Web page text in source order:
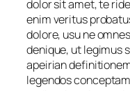
dolor sit amet, te
enim veritus
dolore, usu ne
denique, ut legimus
apeirian
legendos